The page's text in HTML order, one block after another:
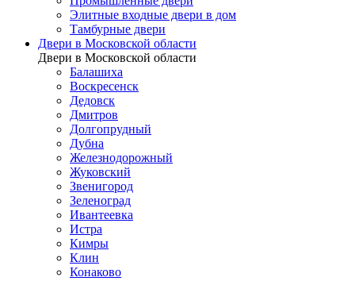
Элитные входные двери в дом
Тамбурные двери
Двери в Московской области
Двери в Московской области
Балашиха
Воскресенск
Дедовск
Дмитров
Долгопрудный
Дубна
Железнодорожный
Жуковский
Звенигород
Зеленоград
Ивантеевка
Истра
Кимры
Клин
Конаково